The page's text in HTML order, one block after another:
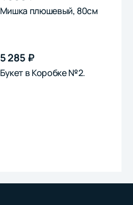
Мишка плюшевый, 80см
5 285 ₽
Букет в Коробке №2.